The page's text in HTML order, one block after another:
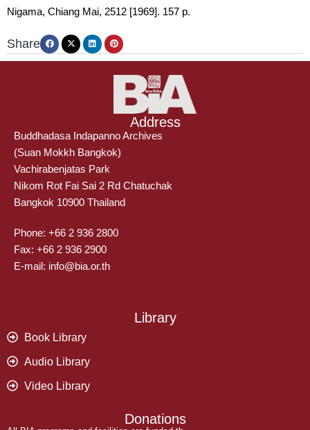
Nigama, Chiang Mai, 2512 [1969]. 157 p.
Share
Address
Buddhadasa Indapanno Archives
(Suan Mokkh Bangkok)
Vachirabenjatas Park
Nikom Rot Fai Sai 2 Rd Chatuchak
Bangkok 10900 Thailand
Phone: +66 2 936 2800
Fax: +66 2 936 2900
E-mail: info@bia.or.th
Library
Book Library
Audio Library
Video Library
Donations